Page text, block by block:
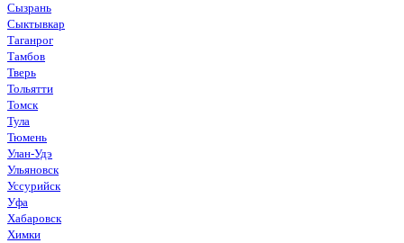
Сызрань
Сыктывкар
Таганрог
Тамбов
Тверь
Тольятти
Томск
Тула
Тюмень
Улан-Удэ
Ульяновск
Уссурийск
Уфа
Хабаровск
Химки